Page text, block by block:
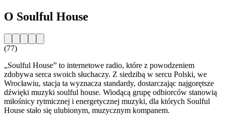
O Soulful House
(77)
„Soulful House” to internetowe radio, które z powodzeniem
zdobywa serca swoich słuchaczy. Z siedzibą w sercu Polski, we
Wrocławiu, stacja ta wyznacza standardy, dostarczając najgorętsze
dźwięki muzyki soulful house. Wiodącą grupę odbiorców stanowią
miłośnicy rytmicznej i energetycznej muzyki, dla których Soulful
House stało się ulubionym, muzycznym kompanem.